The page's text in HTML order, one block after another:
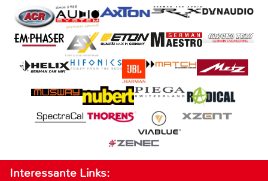
Interessante Links: